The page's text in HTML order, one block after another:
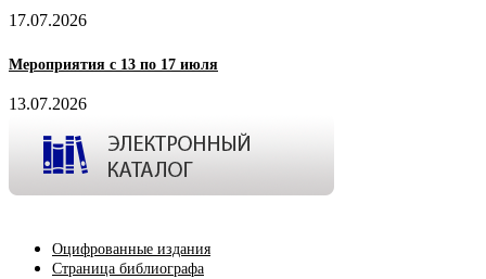
17.07.2026
Мероприятия с 13 по 17 июля
13.07.2026
Оцифрованные издания
Страница библиографа